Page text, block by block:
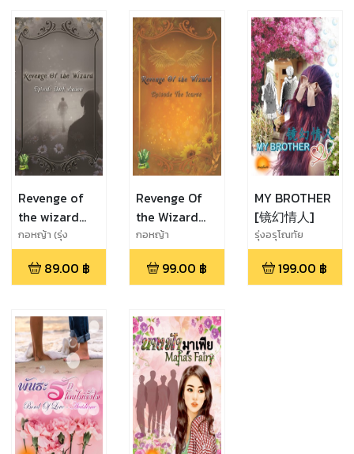
Revenge of
the wizard
Episode dark
shadow
กอหญ้า (รุ่ง
อรุโณทัย)
89.00 ฿
Revenge Of
the Wizard
Episode The
Icarus
กอหญ้า
99.00 ฿
MY BROTHER
[镜幻情人]
รุ่งอรุโณทัย
199.00 ฿